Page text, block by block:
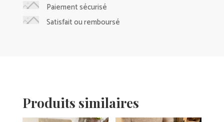
Paiement sécurisé
Satisfait ou remboursé
Produits similaires